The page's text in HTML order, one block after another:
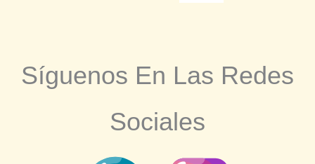
Síguenos En Las Redes
Sociales